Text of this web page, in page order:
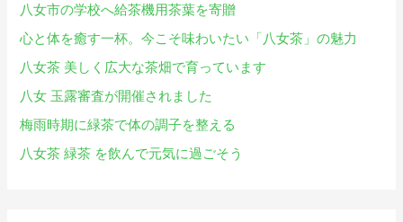
八女市の学校へ給茶機用茶葉を寄贈
心と体を癒す一杯。今こそ味わいたい「八女茶」の魅力
八女茶 美しく広大な茶畑で育っています
八女 玉露審査が開催されました
梅雨時期に緑茶で体の調子を整える
八女茶 緑茶 を飲んで元気に過ごそう